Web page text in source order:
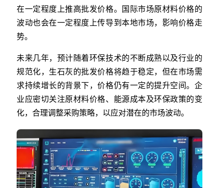
在一定程度上推高批发价格。国际市场原材料价格的
波动也会在一定程度上传导到本地市场，影响价格走
势。
未来几年，预计随着环保技术的不断成熟以及行业的
规范化，生石灰的批发价格将趋于稳定，但在市场需
求持续增长的背景下，价格仍有一定的提升空间。企
业应密切关注原材料价格、能源成本及环保政策的变
化，合理调整采购策略，以应对潜在的市场波动。